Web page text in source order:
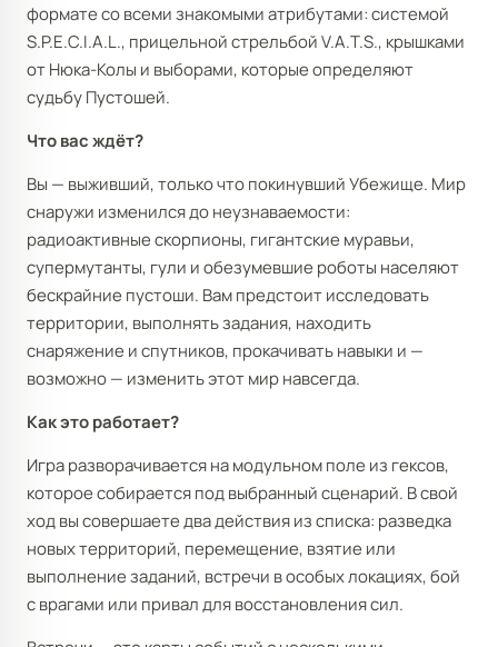
формате со всеми знакомыми атрибутами: системой
S.P.E.C.I.A.L., прицельной стрельбой V.A.T.S., крышками
от Нюка-Колы и выборами, которые определяют
судьбу Пустошей.
Что вас ждёт?
Вы — выживший, только что покинувший Убежище. Мир
снаружи изменился до неузнаваемости:
радиоактивные скорпионы, гигантские муравьи,
супермутанты, гули и обезумевшие роботы населяют
бескрайние пустоши. Вам предстоит исследовать
территории, выполнять задания, находить
снаряжение и спутников, прокачивать навыки и —
возможно — изменить этот мир навсегда.
Как это работает?
Игра разворачивается на модульном поле из гексов,
которое собирается под выбранный сценарий. В свой
ход вы совершаете два действия из списка: разведка
новых территорий, перемещение, взятие или
выполнение заданий, встречи в особых локациях, бой
с врагами или привал для восстановления сил.